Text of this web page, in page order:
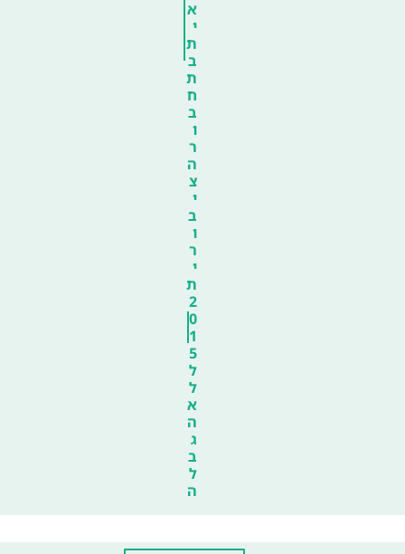
א
י
ת
ב
ת
ח
ב
ו
ר
ה
צ
י
ב
ו
ר
י
ת
2
0
1
5
ל
ל
א
ה
ג
ב
ל
ה